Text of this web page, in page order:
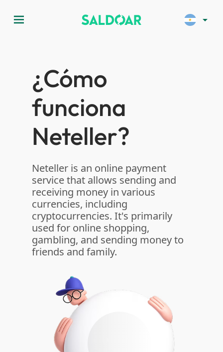
menu arrow_drop_down
¿Cómo
funciona
Neteller?
Neteller is an online payment
service that allows sending and
receiving money in various
currencies, including
cryptocurrencies. It's primarily
used for online shopping,
gambling, and sending money to
friends and family.